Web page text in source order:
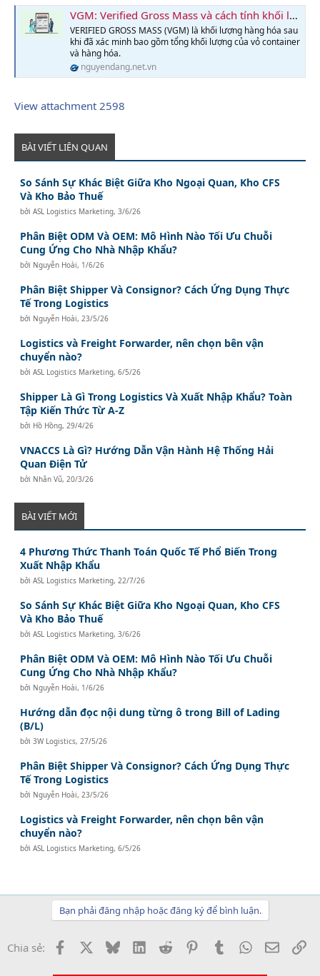
VGM: Verified Gross Mass và cách tính khối lượng hàng hóa đã xác minh
VERIFIED GROSS MASS (VGM) là khối lượng hàng hóa sau
khi đã xác minh bao gồm tổng khối lượng của vỏ container
và hàng hóa.
nguyendang.net.vn
View attachment 2598
BÀI VIẾT LIÊN QUAN
So Sánh Sự Khác Biệt Giữa Kho Ngoại Quan, Kho CFS
Và Kho Bảo Thuế
bởiASL Logistics Marketing,3/6/26
Phân Biệt ODM Và OEM: Mô Hình Nào Tối Ưu Chuỗi
Cung Ứng Cho Nhà Nhập Khẩu?
bởi Nguyễn Hoài, 1/6/26
Phân Biệt Shipper Và Consignor? Cách Ứng Dụng Thực
Tế Trong Logistics
bởi Nguyễn Hoài,23/5/26
Logistics và Freight Forwarder, nên chọn bên vận
chuyển nào?
bởiASL Logistics Marketing,6/5/26
Shipper Là Gì Trong Logistics Và Xuất Nhập Khẩu? Toàn
Tập Kiến Thức Từ A-Z
bởi Hồ Hồng,29/4/26
VNACCS Là Gì? Hướng Dẫn Vận Hành Hệ Thống Hải
Quan Điện Tử
bởi Nhân Vũ,20/3/26
BÀI VIẾT MỚI
4 Phương Thức Thanh Toán Quốc Tế Phổ Biến Trong
Xuất Nhập Khẩu
bởiASL Logistics Marketing,22/7/26
So Sánh Sự Khác Biệt Giữa Kho Ngoại Quan, Kho CFS
Và Kho Bảo Thuế
bởiASL Logistics Marketing,3/6/26
Phân Biệt ODM Và OEM: Mô Hình Nào Tối Ưu Chuỗi
Cung Ứng Cho Nhà Nhập Khẩu?
bởi Nguyễn Hoài, 1/6/26
Hướng dẫn đọc nội dung từng ô trong Bill of Lading
(B/L)
bởi3W Logistics,27/5/26
Phân Biệt Shipper Và Consignor? Cách Ứng Dụng Thực
Tế Trong Logistics
bởi Nguyễn Hoài,23/5/26
Logistics và Freight Forwarder, nên chọn bên vận
chuyển nào?
bởiASL Logistics Marketing,6/5/26
Bạn phải đăng nhập hoặc đăng ký để bình luận.
Chia sẻ: Facebook BlueskyLinkedInReddit PinterestTumblrWhatsApp
Email